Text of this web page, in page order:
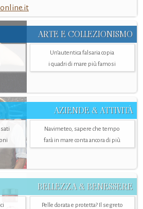
ARTE E COLLEZIONISMO
Un’autentica falsaria copia
i quadri di mare più famosi
AZIENDE & ATTIVITÀ
Navimeteo, sapere che tempo
farà in mare conta ancora di più
BELLEZZA & BENESSERE
Pelle dorata e protetta? Il segreto